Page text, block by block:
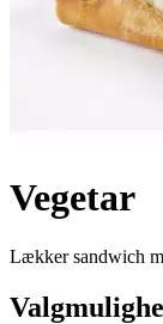
Vegetar
Lækker sandwich